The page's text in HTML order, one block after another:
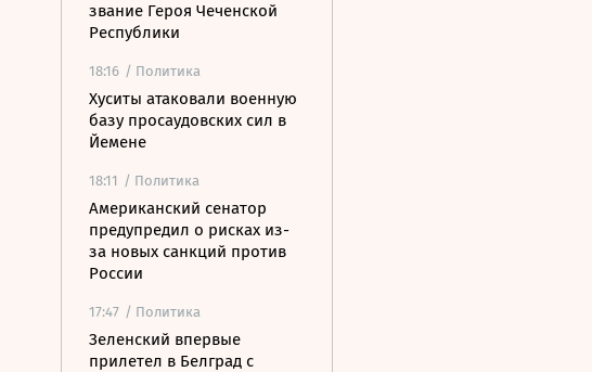
звание Героя Чеченской
Республики
18:16 / Политика
Хуситы атаковали военную
базу просаудовских сил в
Йемене
18:11 / Политика
Американский сенатор
предупредил о рисках из-
за новых санкций против
России
17:47 / Политика
Зеленский впервые
прилетел в Белград с